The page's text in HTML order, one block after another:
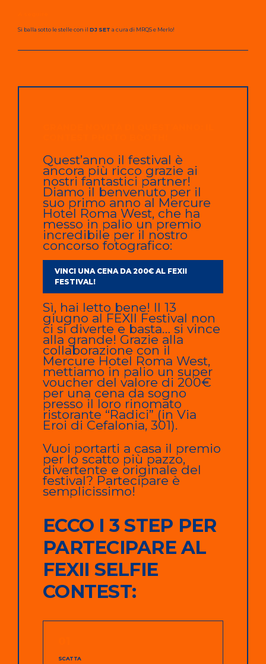
Si balla sotto le stelle con il DJ SET a cura di MRQS e Merlo!
Quest’anno il festival è
ancora più ricco grazie ai
nostri fantastici partner!
Diamo il benvenuto per il
suo primo anno al Mercure
Hotel Roma West, che ha
messo in palio un premio
incredibile per il nostro
concorso fotografico:
VINCI UNA CENA DA 200€ AL FEXII
FESTIVAL!
Sì, hai letto bene! Il 13
giugno al FEXII Festival non
ci si diverte e basta… si vince
alla grande! Grazie alla
collaborazione con il
Mercure Hotel Roma West,
mettiamo in palio un super
voucher del valore di 200€
per una cena da sogno
presso il loro rinomato
ristorante “Radici” (in Via
Eroi di Cefalonia, 301).
Vuoi portarti a casa il premio
per lo scatto più pazzo,
divertente e originale del
festival? Partecipare è
semplicissimo!
ECCO I 3 STEP PER
PARTECIPARE AL
FEXII SELFIE
CONTEST:
SCATTA